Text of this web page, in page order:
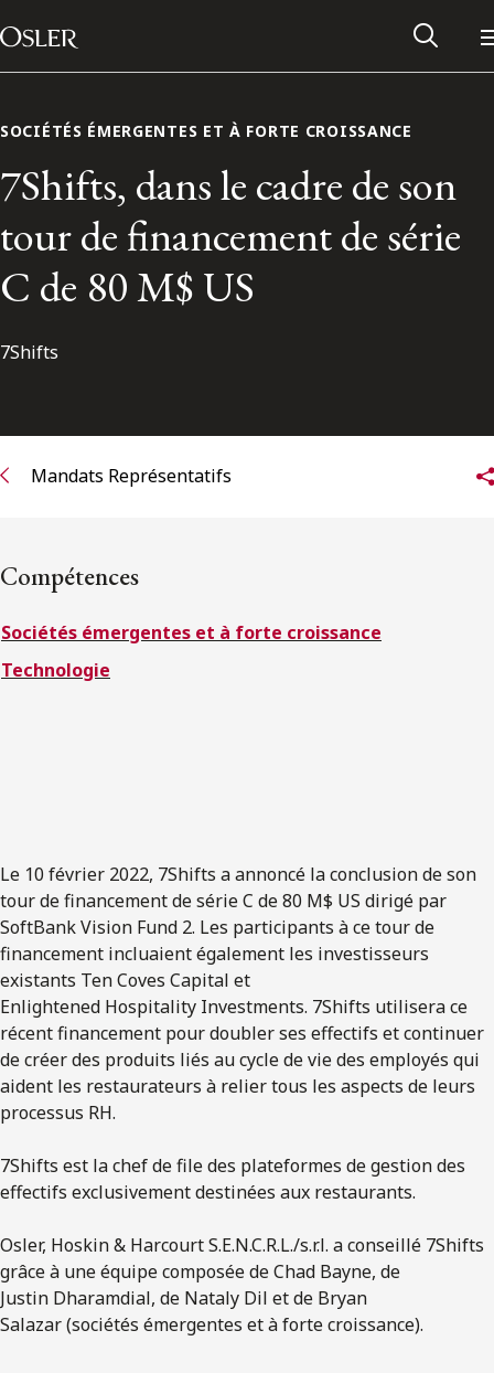
Passer au contenu
Main Navigation
S’abonner aux articles Osler
S’abonner
SOCIÉTÉS ÉMERGENTES ET À FORTE CROISSANCE
7Shifts, dans le cadre de son
tour de financement de série
C de 80 M$ US
7Shifts
Mandats Représentatifs
Compétences
Sociétés émergentes et à forte croissance
Technologie
Le 10 février 2022, 7Shifts a annoncé la conclusion de son
tour de financement de série C de 80 M$ US dirigé par
SoftBank Vision Fund 2. Les participants à ce tour de
financement incluaient également les investisseurs
existants Ten Coves Capital et
Enlightened Hospitality Investments. 7Shifts utilisera ce
récent financement pour doubler ses effectifs et continuer
de créer des produits liés au cycle de vie des employés qui
aident les restaurateurs à relier tous les aspects de leurs
processus RH.
7Shifts est la chef de file des plateformes de gestion des
effectifs exclusivement destinées aux restaurants.
Osler, Hoskin & Harcourt S.E.N.C.R.L./s.r.l. a conseillé 7Shifts
grâce à une équipe composée de Chad Bayne, de
Justin Dharamdial, de Nataly Dil et de Bryan
Salazar (sociétés émergentes et à forte croissance).